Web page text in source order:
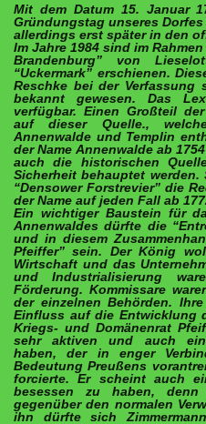
Mit dem Datum 15. Januar
Gründungstag unseres
allerdings erst später in den
Im Jahre 1984 sind im
Brandenburg” von
“Uckermark” erschienen.
Reschke bei der
bekannt gewesen. Das
verfügbar. Einen Großteil
auf dieser Quelle.,
Annenwalde und Templin
der Name Annenwalde ab
auch die historischen
Sicherheit behauptet
“Densower Forstrevier” die
der Name auf jeden Fall ab
Ein wichtiger Baustein für
Annenwaldes dürfte die
und in diesem
Pfeiffer” sein. Der König
Wirtschaft und das
und Industrialisierung
Förderung. Kommissare
der einzelnen Behörden.
Einfluss auf die Entwicklung
Kriegs- und Domänenrat
sehr aktiven und auch
haben, der in enger
Bedeutung Preußens
forcierte. Er scheint auch
besessen zu haben,
gegenüber den normalen
ihn dürfte sich